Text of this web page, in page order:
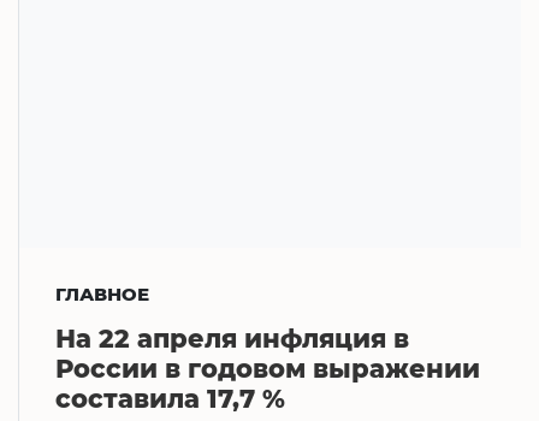
ГЛАВНОЕ
На 22 апреля инфляция в
России в годовом выражении
составила 17,7 %